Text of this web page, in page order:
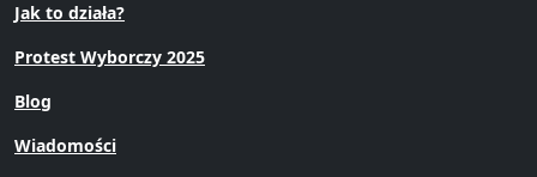
Jak to działa?
Protest Wyborczy 2025
Blog
Wiadomości